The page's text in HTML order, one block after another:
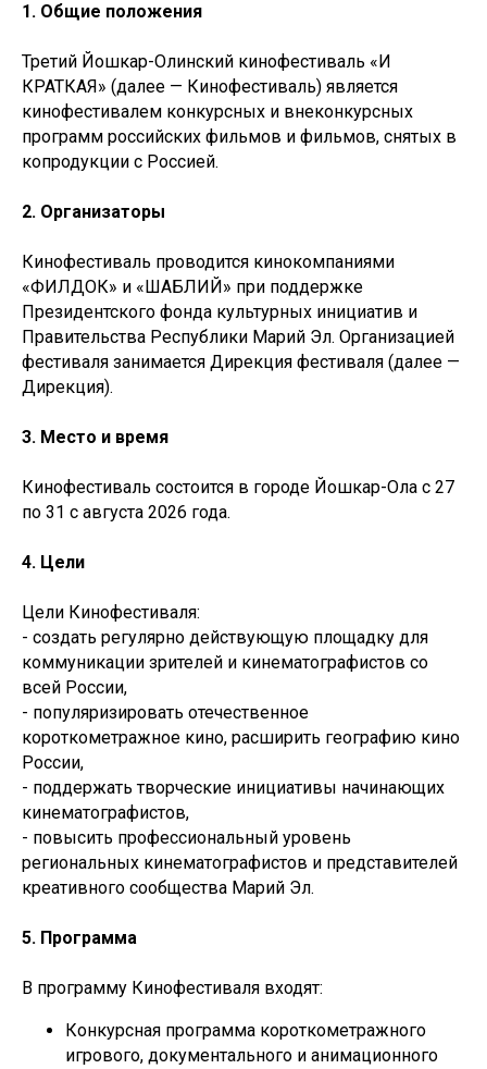
1. Общие положения
Третий Йошкар-Олинский кинофестиваль «И
КРАТКАЯ» (далее — Кинофестиваль) является
кинофестивалем конкурсных и внеконкурсных
программ российских фильмов и фильмов, снятых в
копродукции с Россией.
2. Организаторы
Кинофестиваль проводится кинокомпаниями
«ФИЛДОК» и «ШАБЛИЙ» при поддержке
Президентского фонда культурных инициатив и
Правительства Республики Марий Эл. Организацией
фестиваля занимается Дирекция фестиваля (далее —
Дирекция).
3. Место и время
Кинофестиваль состоится в городе Йошкар-Ола с 27
по 31 с августа 2026 года.
4. Цели
Цели Кинофестиваля:
- создать регулярно действующую площадку для
коммуникации зрителей и кинематографистов со
всей России,
- популяризировать отечественное
короткометражное кино, расширить географию кино
России,
- поддержать творческие инициативы начинающих
кинематографистов,
- повысить профессиональный уровень
региональных кинематографистов и представителей
креативного сообщества Марий Эл.
5. Программа
В программу Кинофестиваля входят:
Конкурсная программа короткометражного
игрового, документального и анимационного